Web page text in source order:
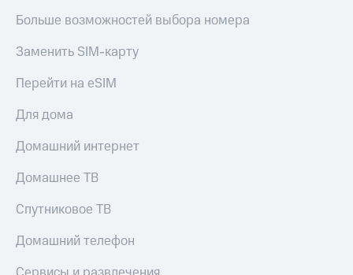
Больше возможностей выбора номера
Заменить SIM-карту
Перейти на eSIM
Для дома
Домашний интернет
Домашнее ТВ
Спутниковое ТВ
Домашний телефон